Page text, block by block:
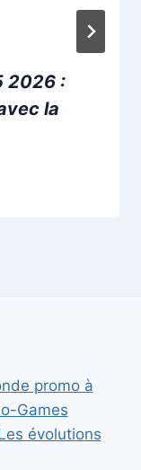
2026 :
la
promo à
Games
évolutions